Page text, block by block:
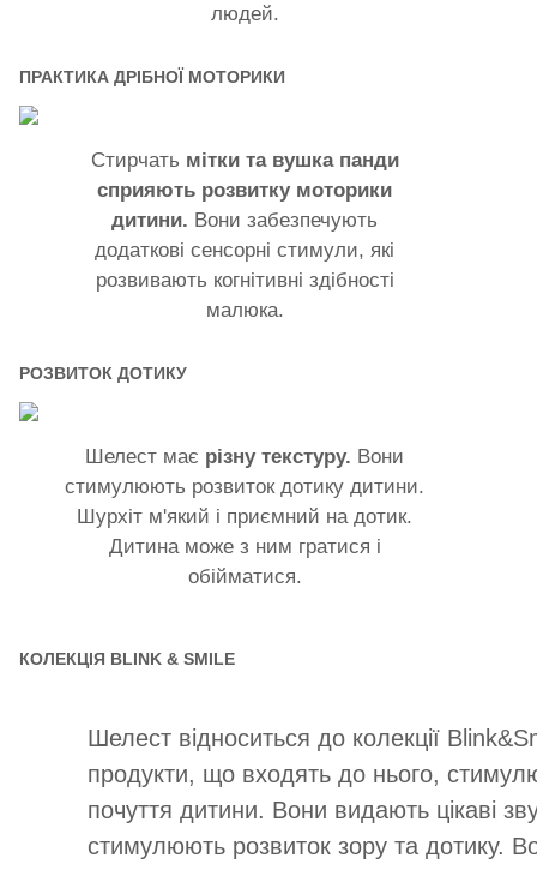
людей.
ПРАКТИКА ДРІБНОЇ МОТОРИКИ
Стирчать мітки та вушка панди
сприяють розвитку моторики
дитини. Вони забезпечують
додаткові сенсорні стимули, які
розвивають когнітивні здібності
малюка.
РОЗВИТОК ДОТИКУ
Шелест має різну текстуру. Вони
стимулюють розвиток дотику дитини.
Шурхіт м'який і приємний на дотик.
Дитина може з ним гратися і
обійматися.
КОЛЕКЦІЯ BLINK & SMILE
Шелест відноситься до колекції
продукти, що входять до нього,
почуття дитини. Вони видають цікаві
стимулюють розвиток зору та дотику.